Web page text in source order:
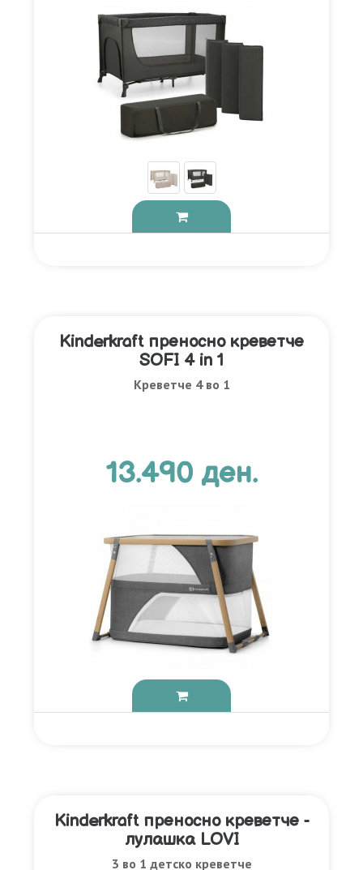
Kinderkraft преносно креветче
SOFI 4 in 1
Креветче 4 во 1
13.490 ден.
Kinderkraft преносно креветче -
лулашка LOVI
3 во 1 детско креветче